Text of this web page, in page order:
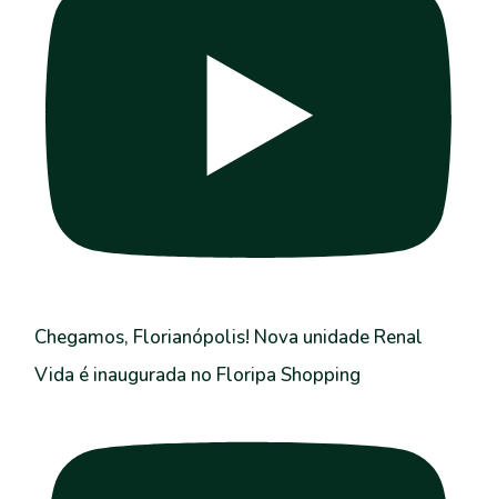
Chegamos, Florianópolis! Nova unidade Renal
Vida é inaugurada no Floripa Shopping